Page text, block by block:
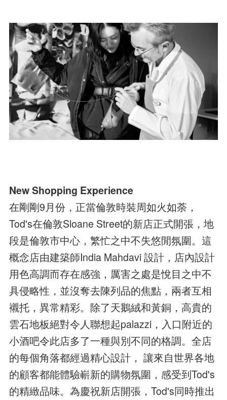
New Shopping Experience
在剛剛9月份，正當倫敦時裝周如火如荼，
Tod's在倫敦Sloane Street的新店正式開張，地
段是倫敦市中心，繁忙之中不失悠閒氛圍。這
概念店由建築師India Mahdavi 設計，店內設計
用色高調而存在感強，厲害之處是悅目之中不
具侵略性，並沒奪去陳列品的焦點，兩者互相
襯托，異常精彩。除了天鵝絨和黃銅，高貴的
雲石地板絕對令人聯想起palazzi，入口附近的
小酒吧令此店多了一種與別不同的格調。全店
的每個角落都經過精心設計， 讓來自世界各地
的顧客都能體驗嶄新的購物氛圍，感受到Tod's
的精緻品味。為慶祝新店開張，Tod's同時推出